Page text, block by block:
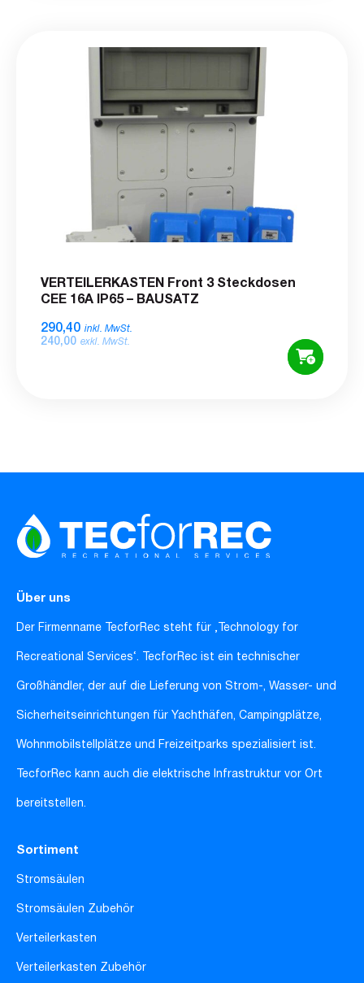
VERTEILERKASTEN Front 3 Steckdosen
CEE 16A IP65 – BAUSATZ
290,40 inkl. MwSt.
240,00 exkl. MwSt.
Über uns
Der Firmenname TecforRec steht für ‚Technology for
Recreational Services‘. TecforRec ist ein technischer
Großhändler, der auf die Lieferung von Strom-, Wasser- und
Sicherheitseinrichtungen für Yachthäfen, Campingplätze,
Wohnmobilstellplätze und Freizeitparks spezialisiert ist.
TecforRec kann auch die elektrische Infrastruktur vor Ort
bereitstellen.
Sortiment
Stromsäulen
Stromsäulen Zubehör
Verteilerkasten
Verteilerkasten Zubehör